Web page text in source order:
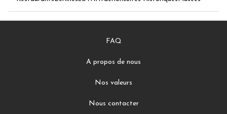
FAQ
A propos de nous
Nos valeurs
Nous contacter